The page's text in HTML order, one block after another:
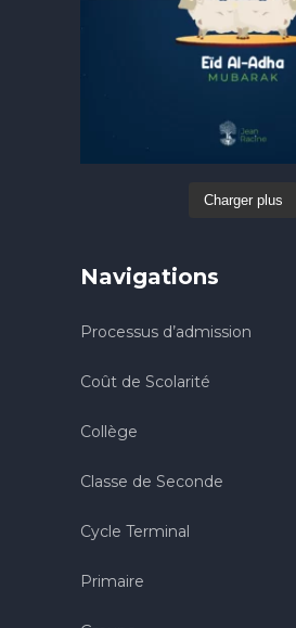
Charger plus
Navigations
Processus d’admission
Coût de Scolarité
Collège
Classe de Seconde
Cycle Terminal
Primaire